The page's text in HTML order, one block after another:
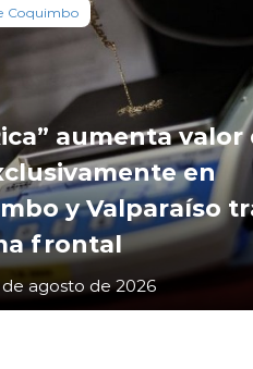
Coquimbo
aumenta valor
en
y Valparaíso
frontal
agosto de 2026